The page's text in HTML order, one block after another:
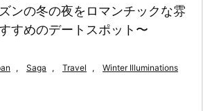
ンの冬の夜をロマンチックな雰
すめのデートスポット〜
, Saga , Travel , Winter Illuminations